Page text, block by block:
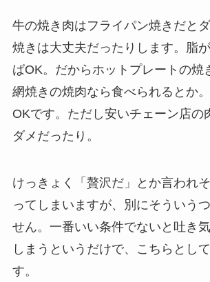
牛の焼き肉はフライパン焼きだと
焼きは大丈夫だったりします。脂
ばOK。だからホットプレートの焼
網焼きの焼肉なら食べられるとか
OKです。ただし安いチェーン店の
ダメだったり。
けっきょく「贅沢だ」とか言われ
ってしまいますが、別にそういう
せん。一番いい条件でないと吐き
しまうというだけで、こちらとし
す。